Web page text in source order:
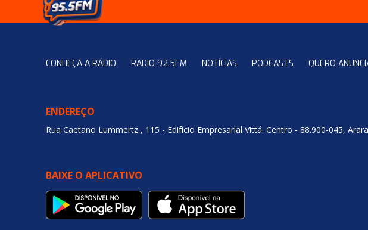
CONHEÇA A RÁDIO RADIO 92.5FM NOTÍCIAS PODCASTS QUERO
ENDEREÇO
Rua Caetano Lummertz , 115 - Edifício Empresarial Vittá. Centro - 88.900-045,
BAIXE O APLICATIVO